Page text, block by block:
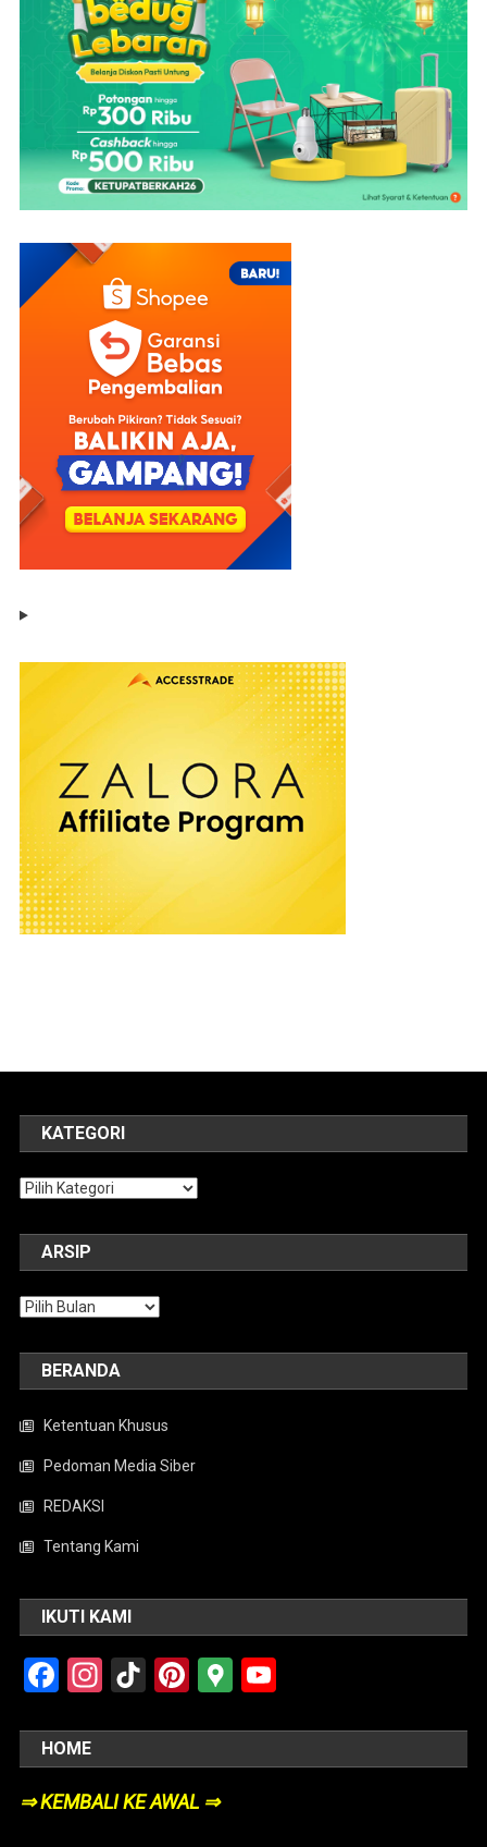
KATEGORI
Kategori
ARSIP
Arsip
BERANDA
Ketentuan Khusus
Pedoman Media Siber
REDAKSI
Tentang Kami
IKUTI KAMI
Facebook
Instagram
TikTokPinterest
Google
HOME
⇒ KEMBALI KE AWAL ⇒